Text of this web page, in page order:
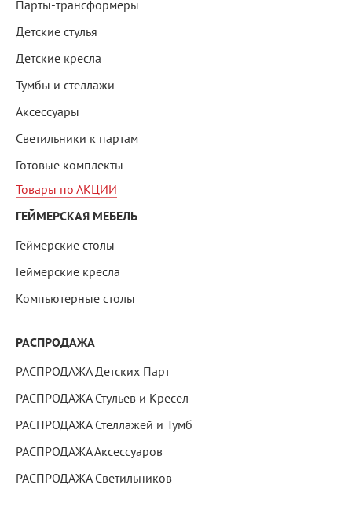
Парты-трансформеры
Детские стулья
Детские кресла
Тумбы и стеллажи
Аксессуары
Светильники к партам
Готовые комплекты
Товары по АКЦИИ
ГЕЙМЕРСКАЯ МЕБЕЛЬ
Геймерские столы
Геймерские кресла
Компьютерные столы
РАСПРОДАЖА
РАСПРОДАЖА Детских Парт
РАСПРОДАЖА Стульев и Кресел
РАСПРОДАЖА Стеллажей и Тумб
РАСПРОДАЖА Аксессуаров
РАСПРОДАЖА Светильников